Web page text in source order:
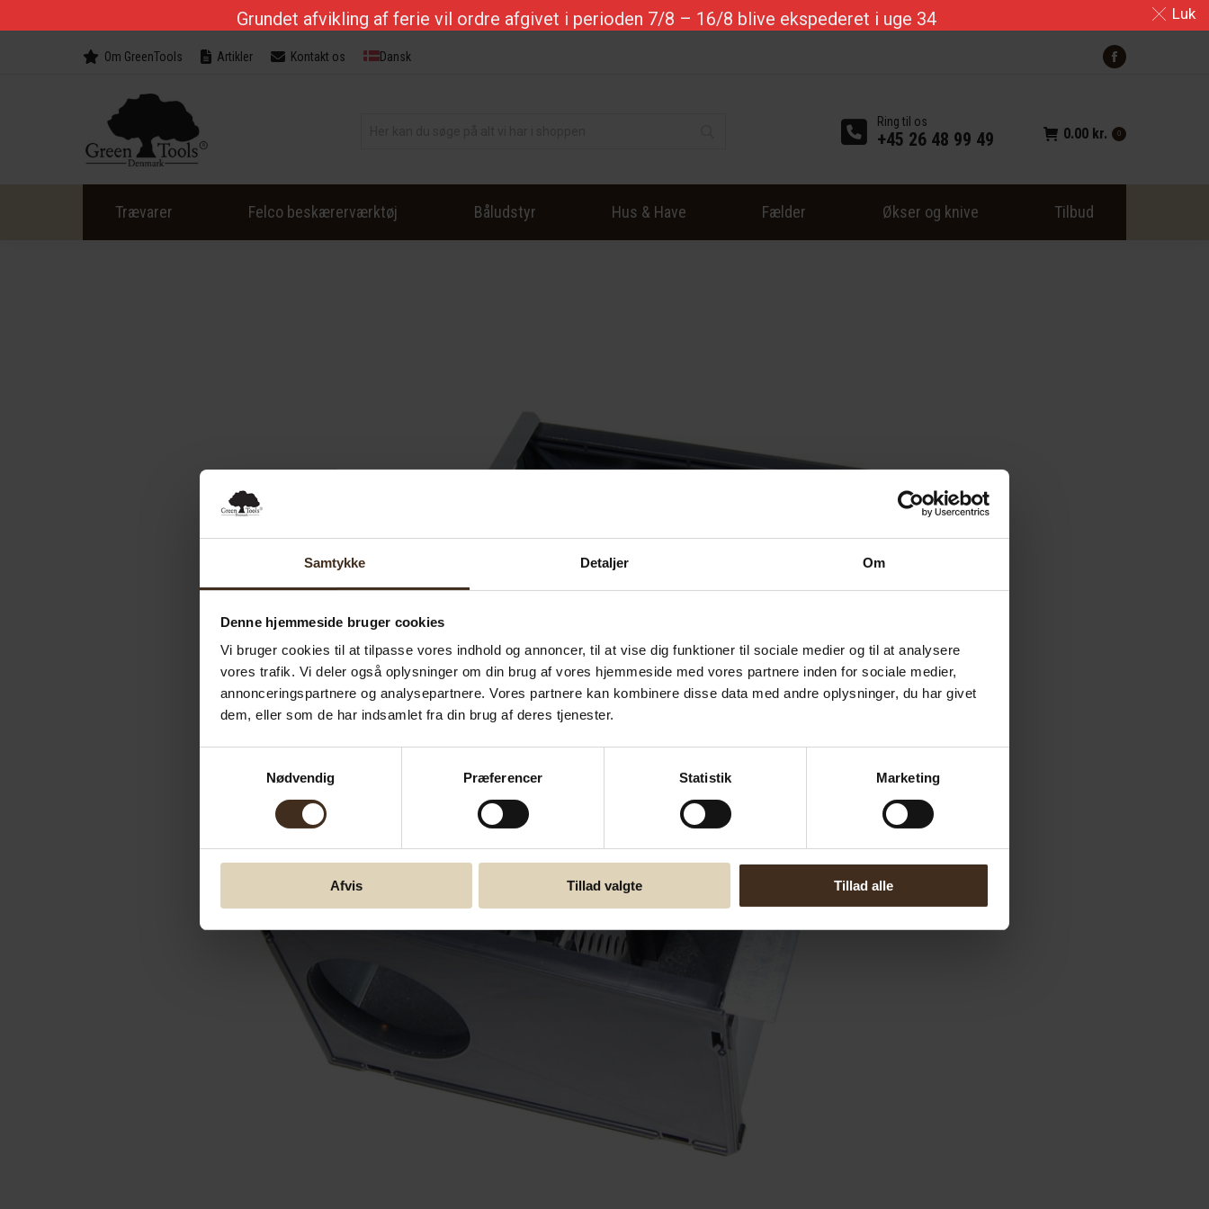
Samtykke Detaljer Om
Denne hjemmeside bruger cookies
Vi bruger cookies til at tilpasse vores indhold og annoncer, til at vise dig funktioner til sociale medier og til at analysere
vores trafik. Vi deler også oplysninger om din brug af vores hjemmeside med vores partnere inden for sociale medier,
annonceringspartnere og analysepartnere. Vores partnere kan kombinere disse data med andre oplysninger, du har givet
dem, eller som de har indsamlet fra din brug af deres tjenester.
Nødvendig
Præferencer Statistik Marketing
Afvis Tillad valgte Tillad alle
Luk
Grundet afvikling af ferie vil ordre afgivet i perioden 7/8 – 16/8 blive ekspederet i uge 34
Om GreenTools Artikler Kontakt os Dansk
Facebook
in
window
Ring til os
+45 26 48 99 49 0.00 kr. 0
Trævarer Felco beskærerværktøj Båludstyr Hus & Have Fælder Økser og knive Tilbud